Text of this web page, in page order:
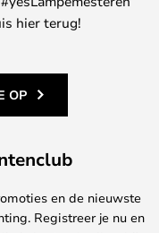
hier terug!
OP
en de nieuwste
Registreer je nu en